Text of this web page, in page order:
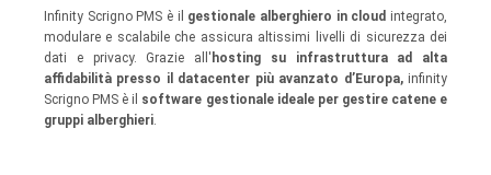
Infinity Scrigno PMS è il gestionale alberghiero in cloud integrato,
modulare e scalabile che assicura altissimi livelli di sicurezza dei
dati e privacy. Grazie all' hosting su infrastruttura ad alta
affidabilità presso il datacenter più avanzato d’Europa,infinity
Scrigno PMS è il software gestionale ideale per gestire catene e
gruppi alberghieri.